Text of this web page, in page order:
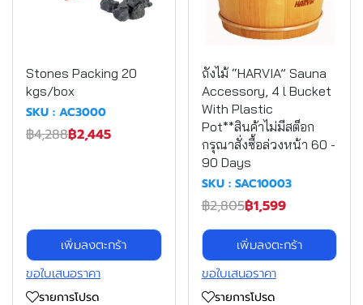
Stones Packing 20
kgs/box
SKU : AC3000
฿4,288฿2,445
เพิ่มลงตะกร้า
ขอใบเสนอราคา
รายการโปรด
ถังไม้ “HARVIA” Sauna
Accessory, 4 l Bucket
With Plastic
Pot**สินค้าไม่มีสต็อก
กรุณาสั่งซื้อล่วงหน้า 60 -
90 Days
SKU : SAC10003
฿2,805฿1,599
เพิ่มลงตะกร้า
ขอใบเสนอราคา
รายการโปรด